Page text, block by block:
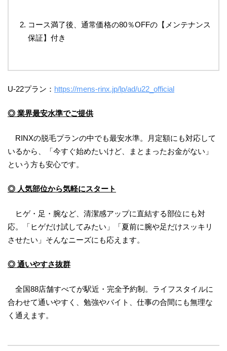
コース満了後、通常価格の80％OFFの【メンテナンス
保証】付き
U-22プラン： https://mens-rinx.jp/lp/ad/u22_official
◎ 業界最安水準でご提供
RINXの脱毛プランの中でも最安水準。月定額にも対応して
いるから、「今すぐ始めたいけど、まとまったお金がない」
という方も安心です。
◎ 人気部位から気軽にスタート
ヒゲ・足・腕など、清潔感アップに直結する部位にも対
応。「ヒゲだけ試してみたい」「夏前に腕や足だけスッキリ
させたい」そんなニーズにも応えます。
◎ 通いやすさ抜群
全国88店舗すべてが駅近・完全予約制。ライフスタイルに
合わせて通いやすく、勉強やバイト、仕事の合間にも無理な
く通えます。